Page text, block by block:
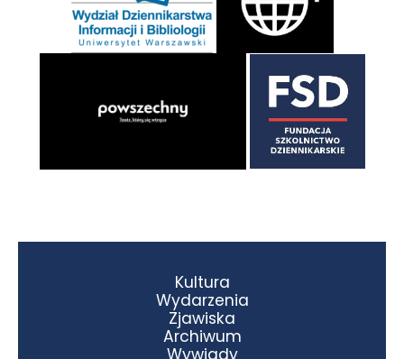
Kultura
Wydarzenia
Zjawiska
Archiwum
Wywiady